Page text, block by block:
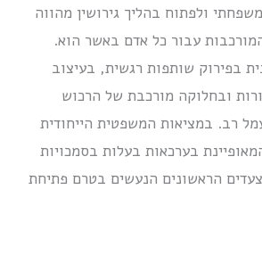
ולפתוח בהליך גירושין מהווה
עבור כל אדם באשר הוא.
בפירוק שותפות רגשית, בעיצוב
ובחלוקה מורכבת של הרכוש
רב. במציאות המשפטית הייחודית
בערכאות בעלות בסמכויות
הראשונים הנעשים בטרם פתיחת